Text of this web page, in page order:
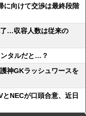
に向けて交渉は最終段階
…収容人数は従来の
タルだと…？
神GKラッシュワースを
NECが口頭合意、近日